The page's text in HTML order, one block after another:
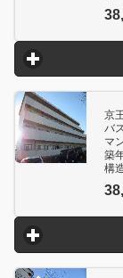
click to
京
バ
マ
築
構
click to